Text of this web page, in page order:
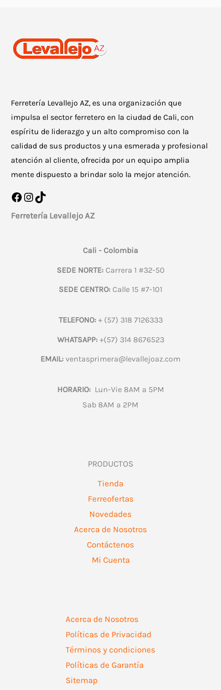
Ferretería Levallejo AZ, es una organización que
impulsa el sector ferretero en la ciudad de Cali, con
espíritu de liderazgo y un alto compromiso con la
calidad de sus productos y una esmerada y profesional
atención al cliente, ofrecida por un equipo amplia
mente dispuesto a brindar solo la mejor atención.
Facebook
Instagram
TikTok
Ferretería Levallejo AZ
Cali - Colombia
SEDE NORTE:Carrera 1 #32-50
SEDE CENTRO: Calle 15 #7-101
TELEFONO:+ (57) 318 7126333
WHATSAPP:+(57) 314 8676523
EMAIL: ventasprimera@levallejoaz.com
HORARIO:Lun-Vie 8AM a 5PM
Sab 8AM a 2PM
PRODUCTOS
Tienda
Ferreofertas
Novedades
Acerca de Nosotros
Contáctenos
Mi Cuenta
Acerca de Nosotros
Políticas de Privacidad
Términos y condiciones
Políticas de Garantía
Sitemap